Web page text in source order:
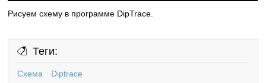
Рисуем схему в программе DipTrace.
Теги:
Схема Diptrace